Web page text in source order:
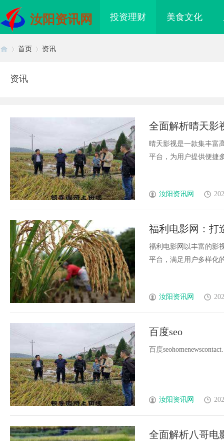
汝阳资讯网 投资理财 美食文化
首页 资讯
资讯
全面解析晴天影
晴天影视是一款集丰富
平台，为用户提供便捷
汝阳资讯网
福利电影网：打
福利电影网以丰富的影
平台，满足用户多样化
汝阳资讯网
百度seo
百度
汝阳资讯网
全面解析八哥电
配眼镜 厦门私家侦探：揭秘现代城市的
守护者